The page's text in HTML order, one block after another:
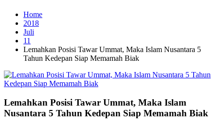
Home
2018
Juli
11
Lemahkan Posisi Tawar Ummat, Maka Islam Nusantara 5
Tahun Kedepan Siap Memamah Biak
Lemahkan Posisi Tawar Ummat, Maka Islam
Nusantara 5 Tahun Kedepan Siap Memamah Biak